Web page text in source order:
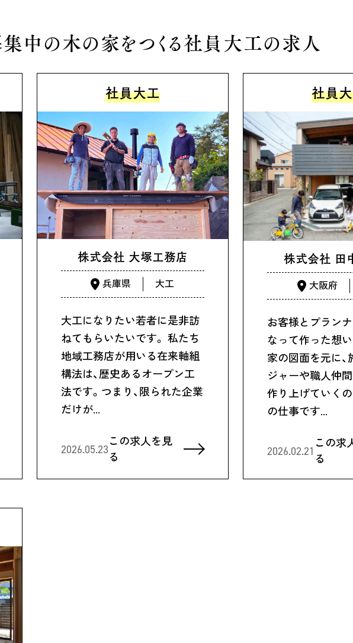
中の木の家をつくる社員大工の求人
社員大工
株式会社 大塚工務店
兵庫県 大工
大工になりたい若者に是非訪
ねてもらいたいです。 私たち
地域工務店が用いる在来軸組
構法は、歴史あるオープン工
法です。つまり、限られた企業
だけが…
2026.05.23
この求人を見
る
社員
株式会社 田
大阪府
お客様とプラン
なって作った想
家の図面を元に、
ジャーや職人仲
作り上げていく
の仕事です…
2026.02.21
この求
る